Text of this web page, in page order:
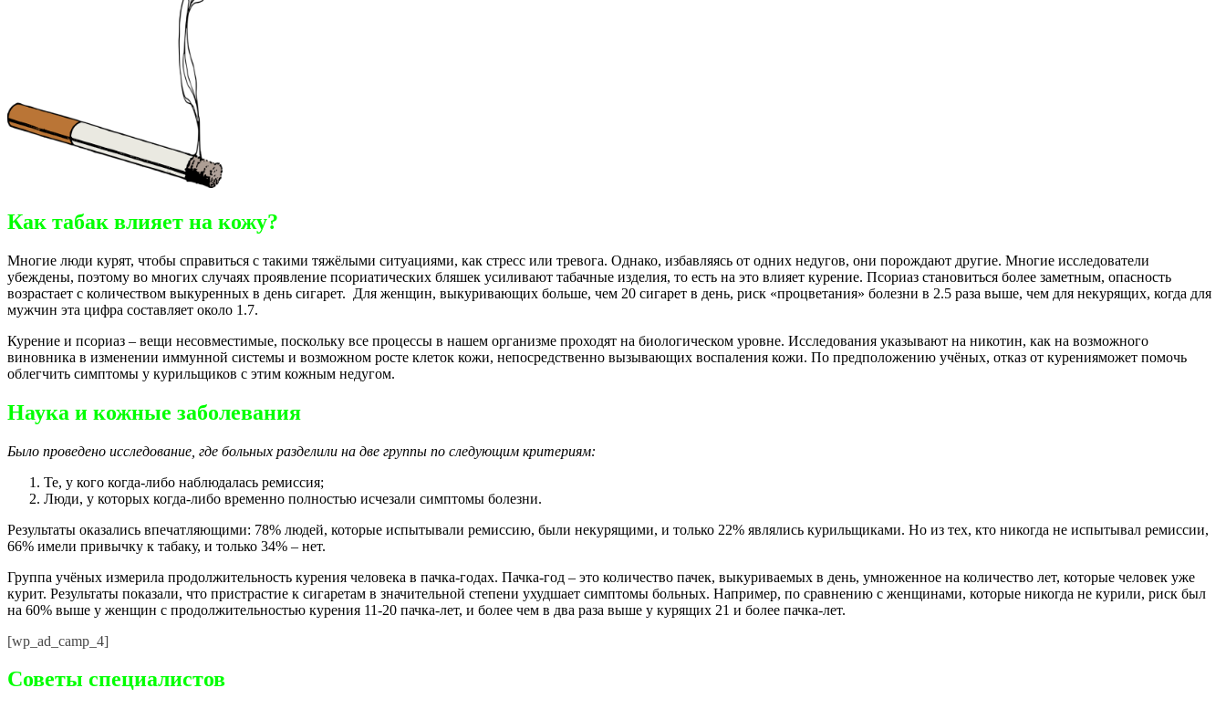
Как табак влияет на кожу?
Многие люди курят, чтобы справиться с такими тяжёлыми ситуациями, как стресс или тревога. Однако, избавляясь от одних недугов, они порождают другие. Многие исследователи
убеждены, поэтому во многих случаях проявление псориатических бляшек усиливают табачные изделия, то есть на это влияет курение. Псориаз становиться более заметным, опасность
возрастает с количеством выкуренных в день сигарет. Для женщин, выкуривающих больше, чем 20 сигарет в день, риск «процветания» болезни в 2.5 раза выше, чем для некурящих, когда для
мужчин эта цифра составляет около 1.7.
Курение и псориаз – вещи несовместимые, поскольку все процессы в нашем организме проходят на биологическом уровне. Исследования указывают на никотин, как на возможного
виновника в изменении иммунной системы и возможном росте клеток кожи, непосредственно вызывающих воспаления кожи. По предположению учёных, отказ от куренияможет помочь
облегчить симптомы у курильщиков с этим кожным недугом.
Наука и кожные заболевания
Было проведено исследование, где больных разделили на две группы по следующим критериям:
Те, у кого когда-либо наблюдалась ремиссия;
Люди, у которых когда-либо временно полностью исчезали симптомы болезни.
Результаты оказались впечатляющими: 78% людей, которые испытывали ремиссию, были некурящими, и только 22% являлись курильщиками. Но из тех, кто никогда не испытывал ремиссии,
66% имели привычку к табаку, и только 34% – нет.
Группа учёных измерила продолжительность курения человека в пачка-годах. Пачка-год – это количество пачек, выкуриваемых в день, умноженное на количество лет, которые человек уже
курит. Результаты показали, что пристрастие к сигаретам в значительной степени ухудшает симптомы больных. Например, по сравнению с женщинами, которые никогда не курили, риск был
на 60% выше у женщин с продолжительностью курения 11-20 пачка-лет, и более чем в два раза выше у курящих 21 и более пачка-лет.
[wp_ad_camp_4]
Советы специалистов